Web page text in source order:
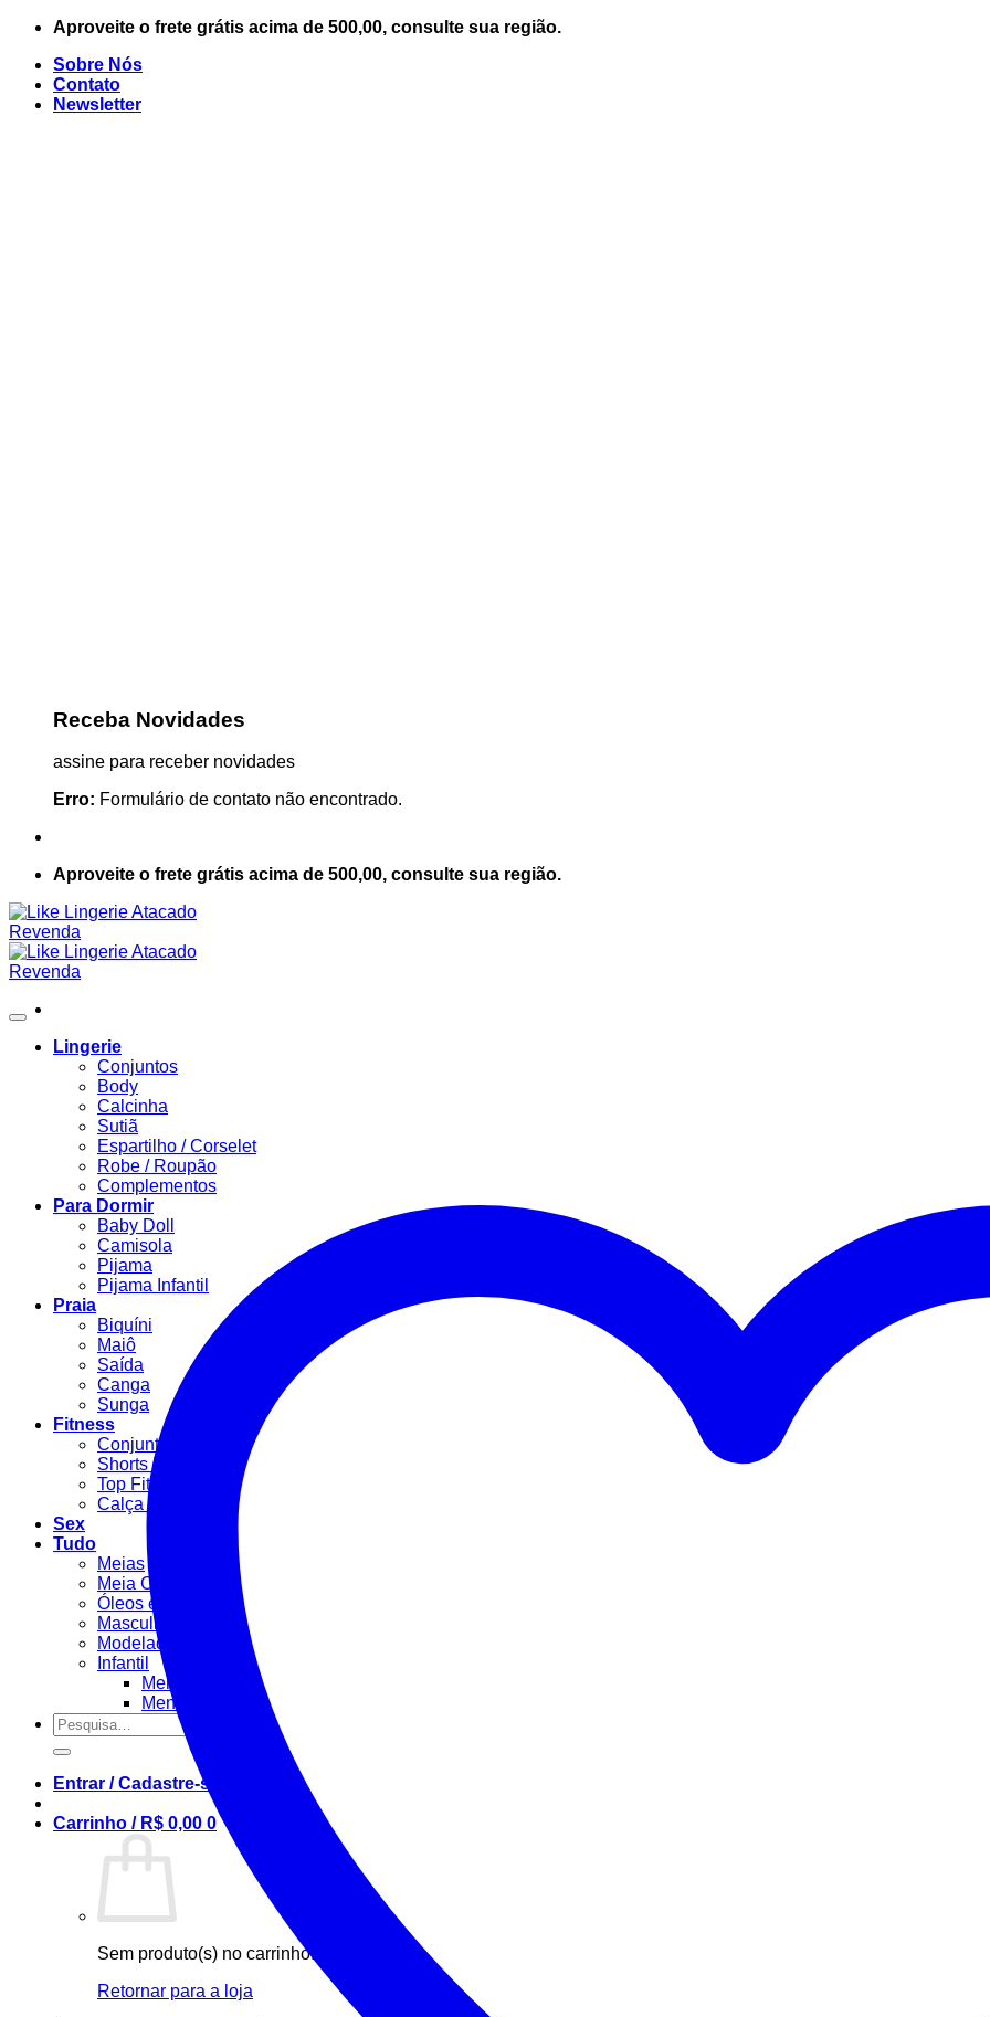
Skip
content
Aproveite o frete grátis acima de 500,00, consulte sua região.
Sobre Nós
Contato
Newsletter
Receba Novidades
assine para receber novidades
Erro: Formulário de contato não encontrado.
Aproveite o frete grátis acima de 500,00, consulte sua região.
Lingerie
Conjuntos
Body
Calcinha
Sutiã
Espartilho / Corselet
Robe / Roupão
Complementos
Para Dormir
Baby Doll
Camisola
Pijama
Pijama Infantil
Praia
Biquíni
Maiô
Saída
Canga
Sunga
Fitness
Conjunto Fitness
Shorts Fitness
Top Fitness
Calça Fitness
Sex
Tudo
Meias
Meia Calça / Fina
Óleos e Géis
Masculino
Modeladora
Infantil
Menino
Menina
Pesquisar
por:
Entrar / Cadastre-se
Carrinho / R$ 0,00 0
Sem produto(s) no carrinho.
Retornar para a loja